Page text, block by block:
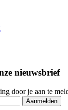
nieuwsbrief
door je aan te
Aanmelden